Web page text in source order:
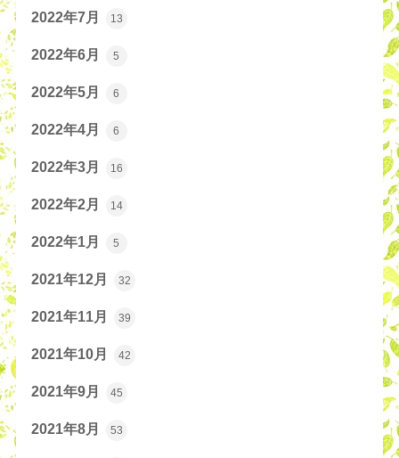
2022年7月 13
2022年6月 5
2022年5月 6
2022年4月 6
2022年3月 16
2022年2月 14
2022年1月 5
2021年12月 32
2021年11月 39
2021年10月 42
2021年9月 45
2021年8月 53